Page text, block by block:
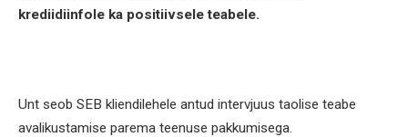
krediidiinfole ka positiivsele teabele.
Unt seob SEB kliendilehele antud intervjuus taolise teabe
avalikustamise parema teenuse pakkumisega.